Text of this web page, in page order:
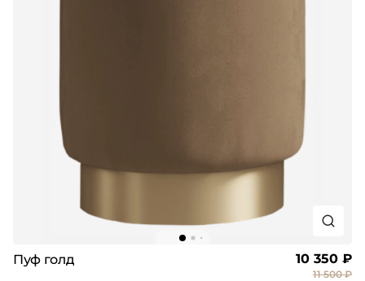
Пуф голд 10 350 ₽
11 500 ₽